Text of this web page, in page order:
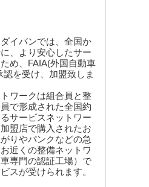
イバンでは、全国か
、より安心したサー
め、FAIA(外国自動車
を受け、加盟致しま
ワークは組合員と整
で形成された全国約
サービスネットワー
盟店で購入されたお
りやパンクなどの急
近くの整備ネットワ
専門の認証工場）で
スが受けられます。